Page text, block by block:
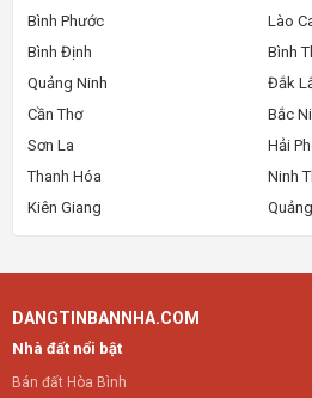
Bình Phước
Lào
Bình Định
Bình
Quảng Ninh
Đắk
Cần Thơ
Bắc
Sơn La
Hải
Thanh Hóa
Ninh
Kiên Giang
DANGTINBANNHA.COM
Nhà đất nổi bật
Bán đất Hòa Bình